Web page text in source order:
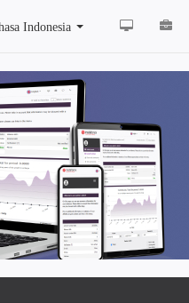
Indonesia